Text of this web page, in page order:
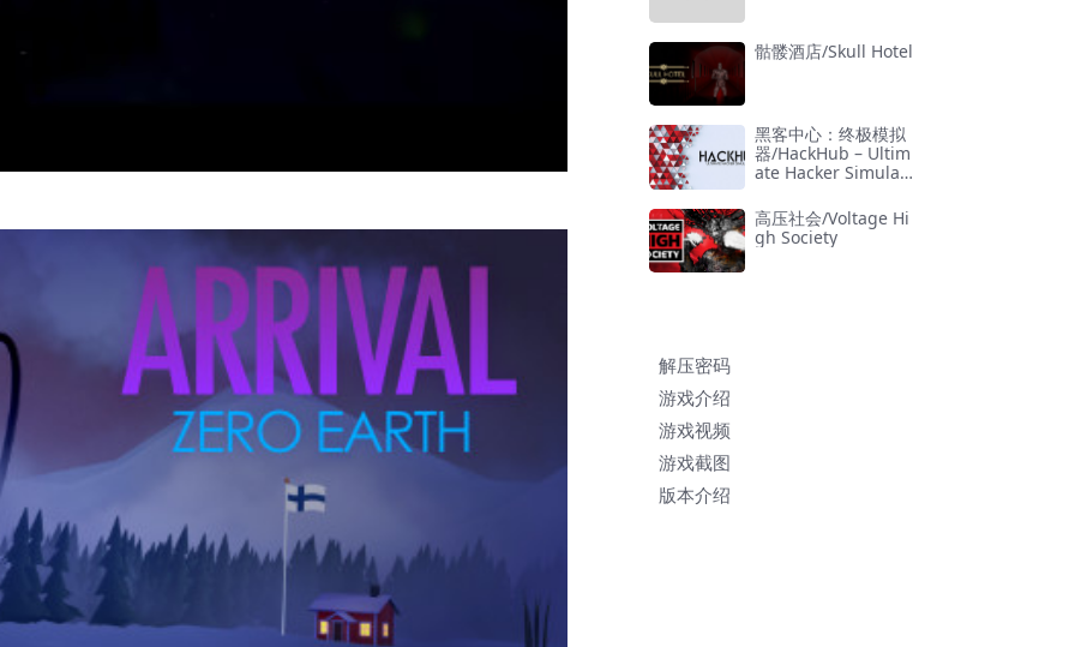
骷髅酒店/Skull Hotel
黑客中心：终极模拟
器/HackHub – Ultim
ate Hacker Simulat
高压社会/Voltage Hi
gh Society
解压密码
游戏介绍
游戏视频
游戏截图
版本介绍